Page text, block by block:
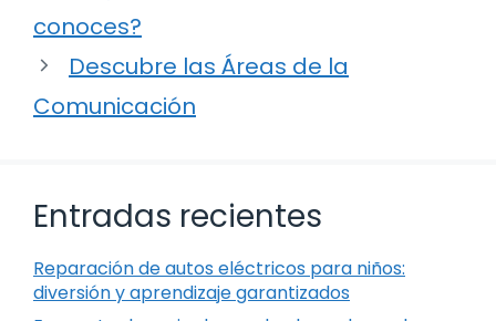
conoces?
Descubre las Áreas de la
Comunicación
Entradas recientes
Reparación de autos eléctricos para niños:
diversión y aprendizaje garantizados